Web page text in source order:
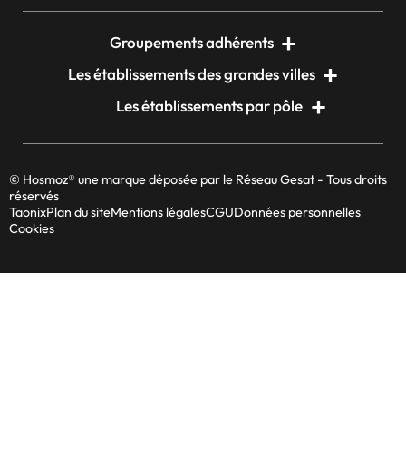
Groupements adhérents
Les établissements des grandes villes
Les établissements par pôle
© Hosmoz® une marque déposée par le Réseau Gesat - Tous droits
réservés
TaonixPlan du siteMentions légalesCGUDonnées personnelles
Cookies